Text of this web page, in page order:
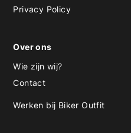
Privacy Policy
Over ons
Wie zijn wij?
Contact
Werken bij Biker Outfit